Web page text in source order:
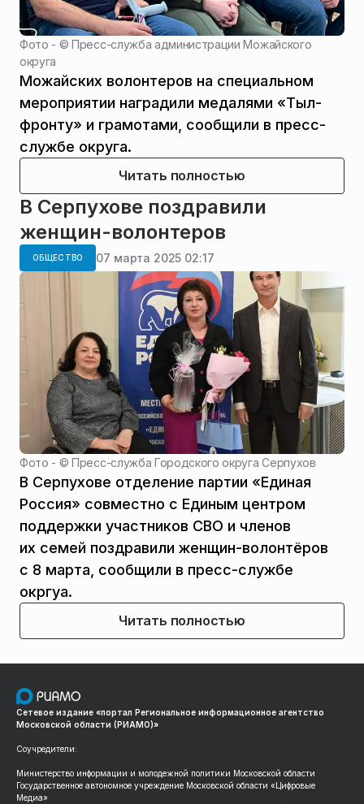
Фото - ©Пресс-служба администрации Можайского
округа
Можайских волонтеров на специальном
мероприятии наградили медалями «Тыл-
фронту» и грамотами, сообщили в пресс-
службе округа.
Читать полностью
В Серпухове поздравили
женщин-волонтеров
ОБЩЕСТВО 07 марта 2025 02:17
Фото - ©Пресс-служба Городского округа Серпухов
В Серпухове отделение партии «Единая
Россия» совместно с Единым центром
поддержки участников СВО и членов
их семей поздравили женщин-волонтёров
с 8 марта, сообщили в пресс-службе
окргуа.
Читать полностью
Сетевое издание «портал Региональное информационное агентство
Московской области (РИАМО)»
Соучредители:
Министерство информации и молодежной политики Московской области
Государственное автономное учреждение Московской области «Цифровые
Медиа»